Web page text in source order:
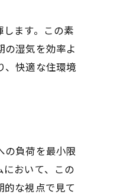
ます。この素
湿気を効率よ
、快適な住環境
の負荷を最小限
おいて、この
な視点で見て